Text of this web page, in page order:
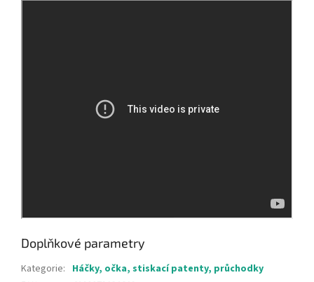
Doplňkové parametry
Kategorie: Háčky, očka, stiskací patenty, průchodky